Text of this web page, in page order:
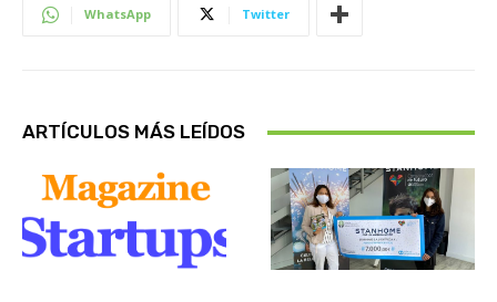
WhatsApp Twitter
ARTÍCULOS MÁS LEÍDOS